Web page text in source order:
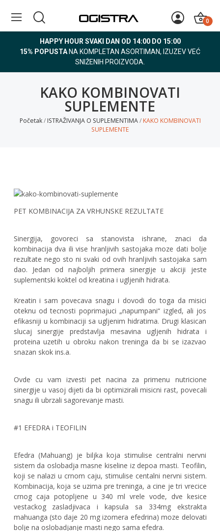
0
HAPPY HOUR SVAKI DAN OD 14:00 DO 15:00
15% POPUSTA NA KOMPLETAN ASORTIMAN, IZUZEV VEĆ
SNIŽENIH PROIZVODA.
KAKO KOMBINOVATI
SUPLEMENTE
Početak ISTRAŽIVANJA O SUPLEMENTIMA
KAKO KOMBINOVATI
SUPLEMENTE
PET KOMBINACIJA ZA VRHUNSKE REZULTATE
Sinergija, govoreci sa stanovista ishrane, znaci da
kombinacija dva ili vise hranljivih sastojaka moze dati bolje
rezultate nego sto ni svaki od ovih hranljivih sastojaka sam
dao. Jedan od najboljih primera sinergije u akciji jeste
suplementski koktel od kreatina i ugljenih hidrata.
Kreatin i sam povecava snagu i dovodi do toga da misici
oteknu od tecnosti poprimajuci „napumpani“ izgled, ali jos
efikasniji u kombinaciji sa ugljenim hidratima. Drugi klasican
slucaj sinergije predstavlja mesavina ugljenih hidrata i
proteina uzetih u obroku nakon treninga da bi se izazvao
snazan skok ins.a.
Ovde cu vam izvesti pet nacina za primenu nutricione
sinergije u vasoj dijeti da bi optimizirali misicni rast, povecali
snagu ili ubrzali sagorevanje masti.
#1 EFEDRA i TEOFILIN
Efedra (Mahuang) je biljka koja stimulise centralni nervni
sistem da oslobadja masne kiseline iz depoa masti. Teofilin,
koji se nalazi u crnom caju, stimulise centalni nervni sistem.
Kombinacija, koja se uzima pre treninga, a cine je tri vrecice
crnog caja potopljene u 340 ml vrele vode, dve kesice
vestackog zasladjivaca i kapsula sa 334mg ekstrakta
mahuanga (sto daje 20 mg izomera efedrina) moze delovati
bolje na oslobadjanje masti nego sama efedra.